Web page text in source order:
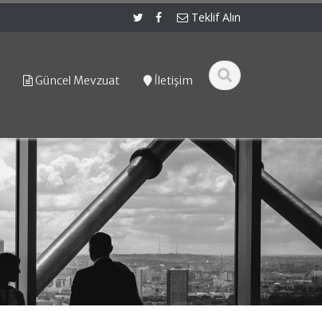
Teklif Alın
Güncel Mevzuat İletişim